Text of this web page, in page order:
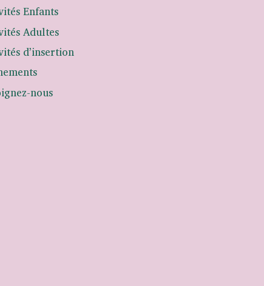
Enfants
Adultes
d’insertion
nous